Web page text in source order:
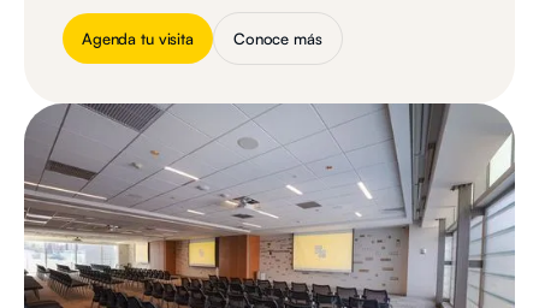
Agenda tu visita Conoce más